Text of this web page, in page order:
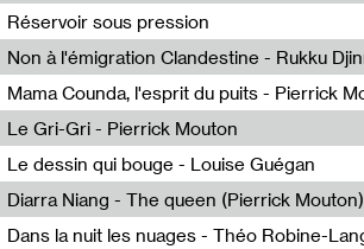
Pierrick Mouton,Simb Gaïdé
Réservoir sous pression
Eden Tinto Collins,Rukku Djinne
Pierrick Mouton
Le Gri-Gri - Pierrick Mouton
Pierrick Mouton
Le dessin qui bouge - Louise Guégan
Louise Guégan
Diarra Niang - The queen (Pierrick Mouton)
Pierrick Mouton,Diarra Niang